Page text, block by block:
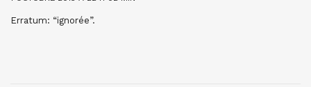
Erratum: “ignorée”.